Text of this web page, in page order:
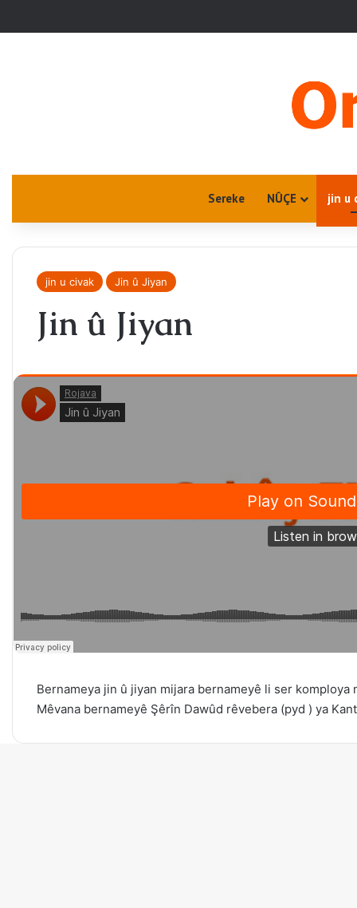
Sereke NÛÇE jin u
jin u civak Jin û Jiyan
Jin û Jiyan
Bernameya jin û jiyan mijara bernameyê li ser
Mêvana bernameyê Şêrîn Dawûd rêvebera (pyd ) ya